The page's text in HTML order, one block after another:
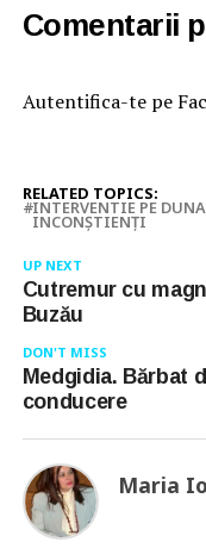
Comentarii
Autentifica-te pe
RELATED TOPICS:
INTERVENTIE PE
INCONȘTIENȚI
UP NEXT
Cutremur cu
Buzău
DON'T MISS
Medgidia. Bărbat
conducere
Maria